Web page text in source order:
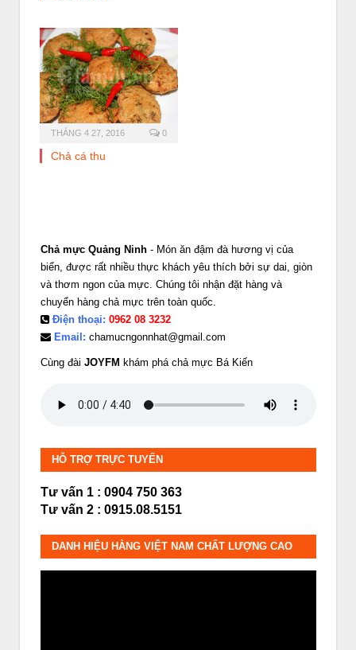
THÁNG 4 27, 2016 0
Chả cá thu
Chả mực Quảng Ninh - Món ăn đậm đà hương vị của
biển, được rất nhiều thực khách yêu thích bởi sự dai, giòn
và thơm ngon của mực. Chúng tôi nhận đặt hàng và
chuyển hàng chả mực trên toàn quốc.
Điện thoại: 0962 08 3232
Email: chamucngonnhat@gmail.com
Cùng đài JOYFM khám phá chả mực Bá Kiến
HỖ TRỢ TRỰC TUYẾN
Tư vấn 1 : 0904 750 363
Tư vấn 2 : 0915.08.5151
DANH HIỆU HÀNG VIỆT NAM CHẤT LƯỢNG CAO